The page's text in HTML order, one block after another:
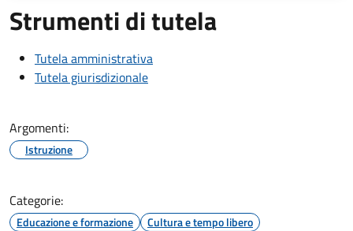
Strumenti di tutela
Tutela amministrativa
Tutela giurisdizionale
Argomenti:
Istruzione
Categorie:
Educazione e formazione Cultura e tempo libero